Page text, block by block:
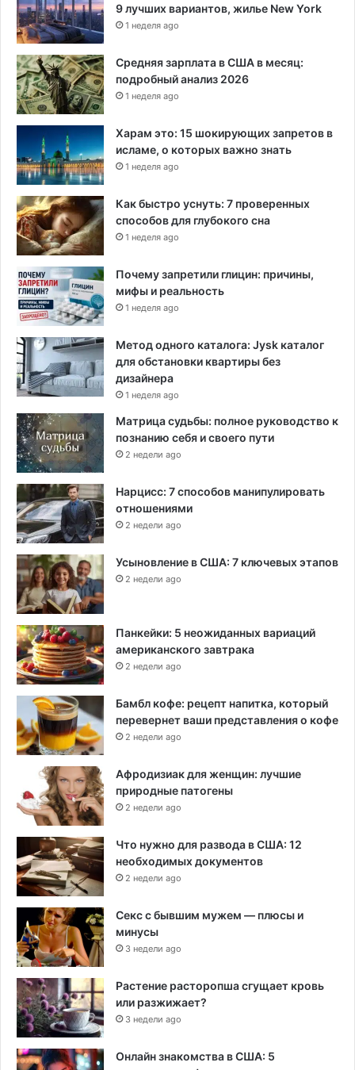
9 лучших вариантов, жилье New York
1 неделя ago
Средняя зарплата в США в месяц:
подробный анализ 2026
1 неделя ago
Харам это: 15 шокирующих запретов в
исламе, о которых важно знать
1 неделя ago
Как быстро уснуть: 7 проверенных
способов для глубокого сна
1 неделя ago
Почему запретили глицин: причины,
мифы и реальность
1 неделя ago
Метод одного каталога: Jysk каталог
для обстановки квартиры без
дизайнера
1 неделя ago
Матрица судьбы: полное руководство к
познанию себя и своего пути
2 недели ago
Нарцисс: 7 способов манипулировать
отношениями
2 недели ago
Усыновление в США: 7 ключевых этапов
2 недели ago
Панкейки: 5 неожиданных вариаций
американского завтрака
2 недели ago
Бамбл кофе: рецепт напитка, который
перевернет ваши представления о кофе
2 недели ago
Афродизиак для женщин: лучшие
природные патогены
2 недели ago
Что нужно для развода в США: 12
необходимых документов
2 недели ago
Секс с бывшим мужем — плюсы и
минусы
3 недели ago
Растение расторопша сгущает кровь
или разжижает?
3 недели ago
Онлайн знакомства в США: 5